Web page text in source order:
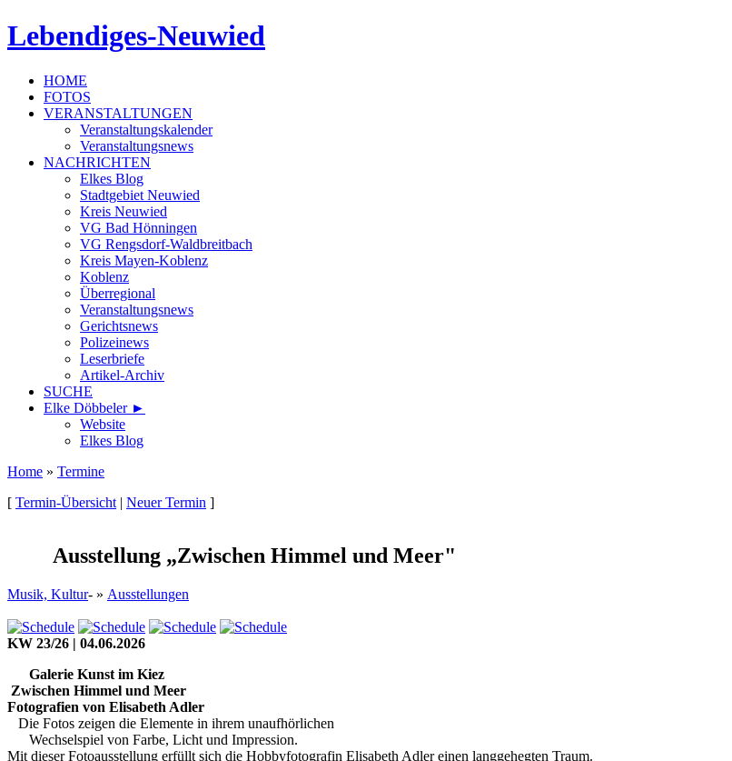
Lebendiges-Neuwied
HOME
FOTOS
VERANSTALTUNGEN
Veranstaltungskalender
Veranstaltungsnews
NACHRICHTEN
Elkes Blog
Stadtgebiet Neuwied
Kreis Neuwied
VG Bad Hönningen
VG Rengsdorf-Waldbreitbach
Kreis Mayen-Koblenz
Koblenz
Überregional
Veranstaltungsnews
Gerichtsnews
Polizeinews
Leserbriefe
Artikel-Archiv
SUCHE
Elke Döbbeler ►
Website
Elkes Blog
Home » Termine
[ Termin-Übersicht | Neuer Termin ]
Ausstellung „Zwischen Himmel und Meer"
Musik, Kultur- » Ausstellungen
KW 23/26 | 04.06.2026
Galerie Kunst im Kiez
Zwischen Himmel und Meer
Fotografien von Elisabeth Adler
Die Fotos zeigen die Elemente in ihrem unaufhörlichen
Wechselspiel von Farbe, Licht und Impression.
Mit dieser Fotoausstellung erfüllt sich die Hobbyfotografin Elisabeth Adler einen langgehegten Traum.